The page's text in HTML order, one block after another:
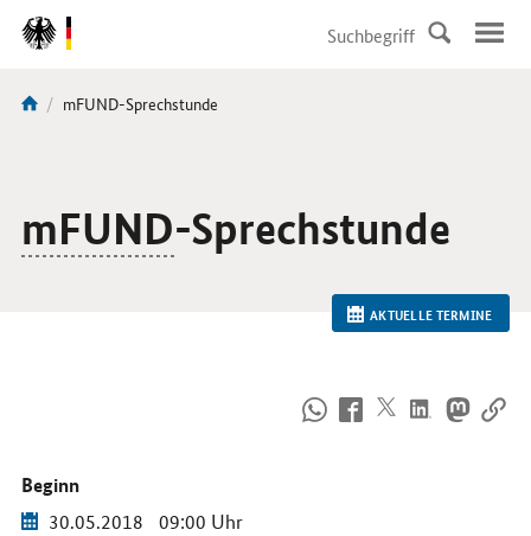
DirektZu:
Navigation
Sie
Aktuelle
mFUND-Sprechstunde
mFUND-Sprechstunde
AKTUELLE TERMINE
uns
im
Internet
Beginn
30.05.2018 09:00 Uhr